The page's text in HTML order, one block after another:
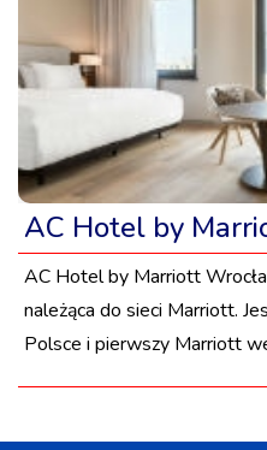
AC Hotel by
AC Hotel by Marriott
należąca do sieci Marriott.
Polsce i pierwszy Marriott